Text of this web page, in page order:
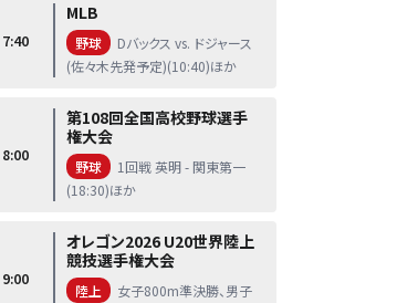
7:40
MLB
野球
Dバックス vs. ドジャース
(佐々木先発予定)(10:40)ほか
8:00
第108回全国高校野球選手
権大会
野球
1回戦 英明 - 関東第一
(18:30)ほか
9:00
オレゴン2026 U20世界陸上
競技選手権大会
陸上
女子800m準決勝、男子